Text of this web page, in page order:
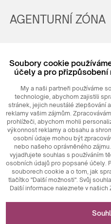
AGENTURNÍ ZÓNA
Login
© 2026MAXIM
Soubory cookie
účely a pro přizpůsobení
My a naši partneři používáme
technologie, abychom zajistili
stránek, jejich neustálé zlepšování
reklamy vašim zájmům.
prohlížeči, abychom mohli
výkonnost reklamy a obsahu a
osobní údaje mohou být
nebo našeho oprávněného
vyjadřujete souhlas s používáním
osobních údajů pro popsané účely.
souborech cookie a o tom, jak
tlačítko "Další možnosti". Svůj
Další informace naleznete v
Nezbytné pro fungování